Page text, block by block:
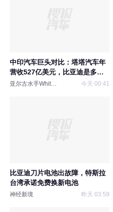
中印汽车巨头对比：塔塔汽车年
营收527亿美元，比亚迪是多
少？
亚尔古水手WhiteRose 今天 00:41
比亚迪刀片电池出故障，特斯拉
台湾承诺免费换新电池
神经新境 昨天 03:59